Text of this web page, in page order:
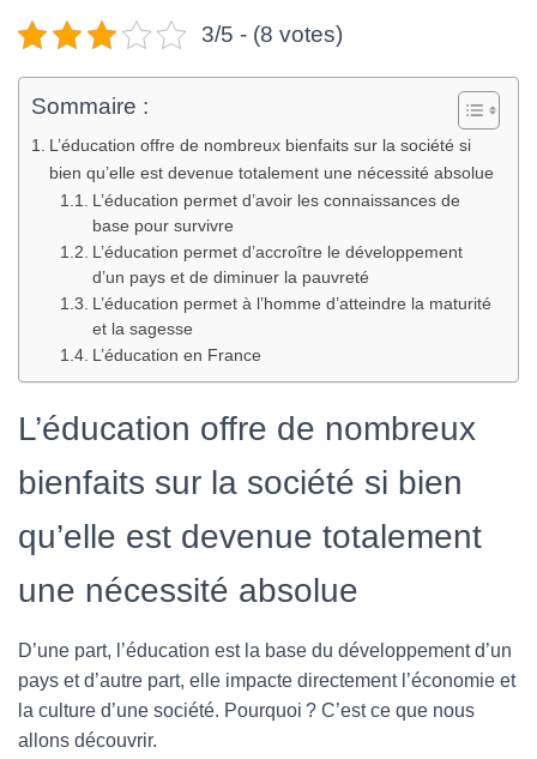
V
I
G
3/5 - (8 votes)
Sommaire :
L’éducation offre de nombreux bienfaits sur la société si
bien qu’elle est devenue totalement une nécessité absolue
L’éducation permet d’avoir les connaissances de
base pour survivre
L’éducation permet d’accroître le développement
d’un pays et de diminuer la pauvreté
L’éducation permet à l’homme d’atteindre la maturité
et la sagesse
L’éducation en France
L’éducation offre de nombreux
bienfaits sur la société si bien
qu’elle est devenue totalement
une nécessité absolue
D’une part, l’éducation est la base du développement d’un
pays et d’autre part, elle impacte directement l’économie et
la culture d’une société. Pourquoi ? C’est ce que nous
allons découvrir.